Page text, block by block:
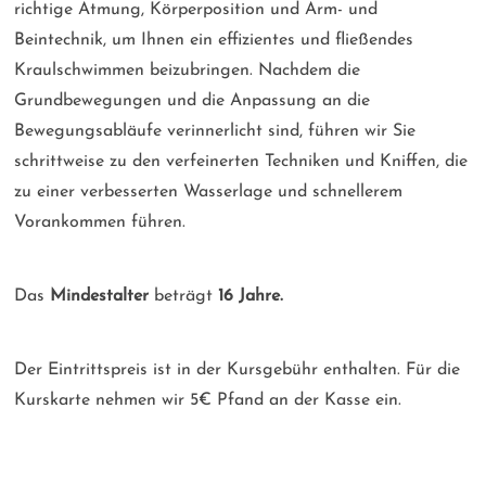
richtige Atmung, Körperposition und Arm- und
Beintechnik, um Ihnen ein effizientes und fließendes
Kraulschwimmen beizubringen. Nachdem die
Grundbewegungen und die Anpassung an die
Bewegungsabläufe verinnerlicht sind, führen wir Sie
schrittweise zu den verfeinerten Techniken und Kniffen, die
zu einer verbesserten Wasserlage und schnellerem
Vorankommen führen.
Das Mindestalter beträgt16 Jahre.
Der Eintrittspreis ist in der Kursgebühr enthalten. Für die
Kurskarte nehmen wir 5€ Pfand an der Kasse ein.